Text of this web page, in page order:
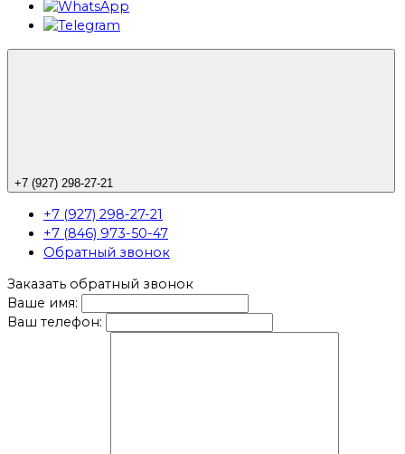
+7 (927) 298-27-21
+7 (927) 298-27-21
+7 (846) 973-50-47
Обратный звонок
Заказать обратный звонок
Ваше имя:
Ваш телефон: